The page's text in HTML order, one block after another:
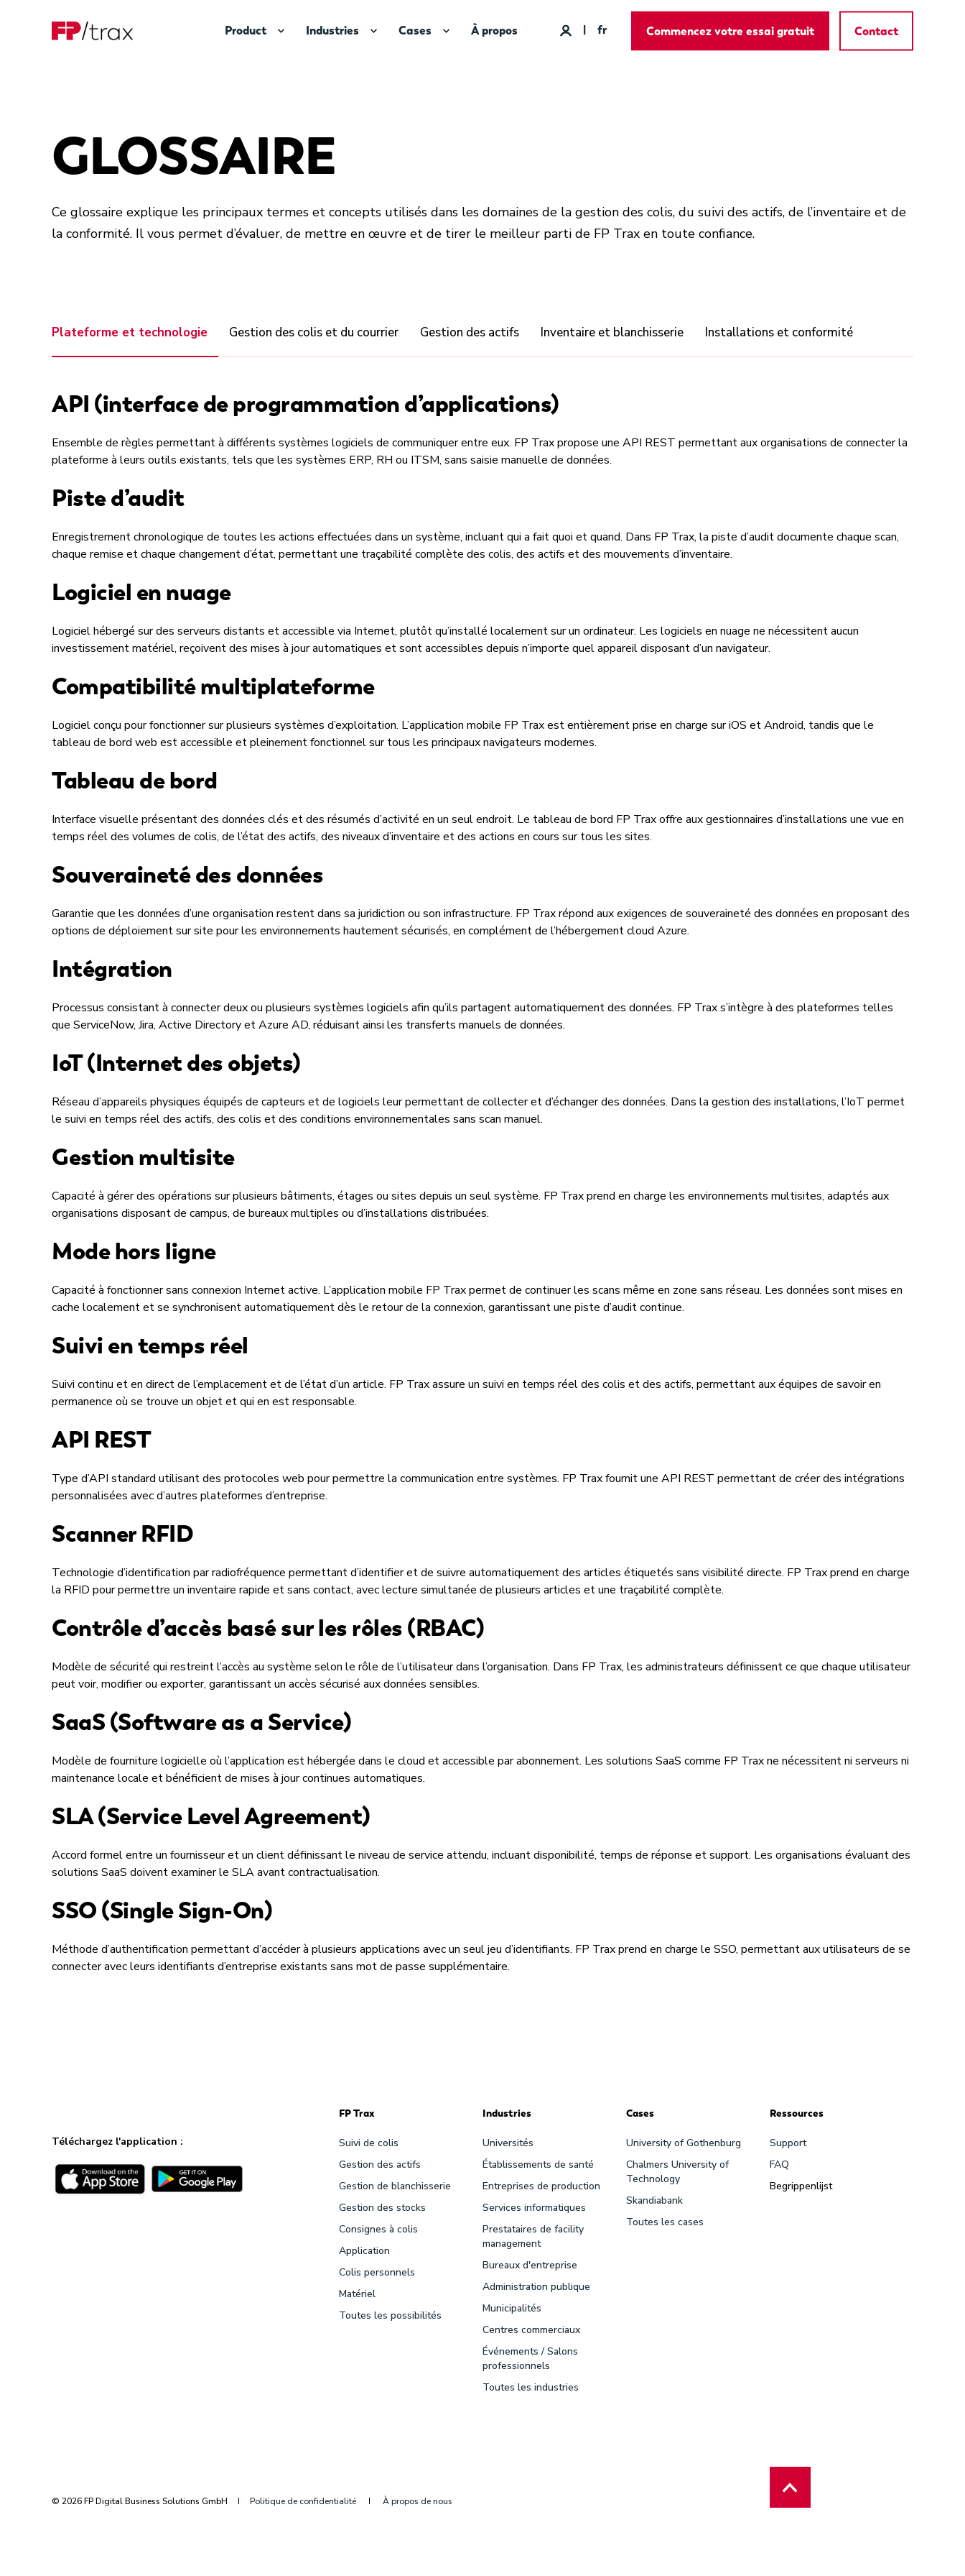
Product Industries Cases À propos fr Commencez votre essai gratuit Contact
GLOSSAIRE
Ce glossaire explique les principaux termes et concepts utilisés dans les domaines de la gestion des colis, du suivi des actifs, de l’inventaire et de
la conformité. Il vous permet d’évaluer, de mettre en œuvre et de tirer le meilleur parti de FP Trax en toute confiance.
Plateforme et technologie Gestion des colis et du courrier Gestion des actifs Inventaire et blanchisserie Installations et conformité
API (interface de programmation d’applications)
Ensemble de règles permettant à différents systèmes logiciels de communiquer entre eux. FP Trax propose une API REST permettant aux organisations de connecter la
plateforme à leurs outils existants, tels que les systèmes ERP, RH ou ITSM, sans saisie manuelle de données.
Piste d’audit
Enregistrement chronologique de toutes les actions effectuées dans un système, incluant qui a fait quoi et quand. Dans FP Trax, la piste d’audit documente chaque scan,
chaque remise et chaque changement d’état, permettant une traçabilité complète des colis, des actifs et des mouvements d’inventaire.
Logiciel en nuage
Logiciel hébergé sur des serveurs distants et accessible via Internet, plutôt qu’installé localement sur un ordinateur. Les logiciels en nuage ne nécessitent aucun
investissement matériel, reçoivent des mises à jour automatiques et sont accessibles depuis n’importe quel appareil disposant d’un navigateur.
Compatibilité multiplateforme
Logiciel conçu pour fonctionner sur plusieurs systèmes d’exploitation. L’application mobile FP Trax est entièrement prise en charge sur iOS et Android, tandis que le
tableau de bord web est accessible et pleinement fonctionnel sur tous les principaux navigateurs modernes.
Tableau de bord
Interface visuelle présentant des données clés et des résumés d’activité en un seul endroit. Le tableau de bord FP Trax offre aux gestionnaires d’installations une vue en
temps réel des volumes de colis, de l’état des actifs, des niveaux d’inventaire et des actions en cours sur tous les sites.
Souveraineté des données
Garantie que les données d’une organisation restent dans sa juridiction ou son infrastructure. FP Trax répond aux exigences de souveraineté des données en proposant des
options de déploiement sur site pour les environnements hautement sécurisés, en complément de l’hébergement cloud Azure.
Intégration
Processus consistant à connecter deux ou plusieurs systèmes logiciels afin qu’ils partagent automatiquement des données. FP Trax s’intègre à des plateformes telles
que ServiceNow, Jira, Active Directory et Azure AD, réduisant ainsi les transferts manuels de données.
IoT (Internet des objets)
Réseau d’appareils physiques équipés de capteurs et de logiciels leur permettant de collecter et d’échanger des données. Dans la gestion des installations, l’IoT permet
le suivi en temps réel des actifs, des colis et des conditions environnementales sans scan manuel.
Gestion multisite
Capacité à gérer des opérations sur plusieurs bâtiments, étages ou sites depuis un seul système. FP Trax prend en charge les environnements multisites, adaptés aux
organisations disposant de campus, de bureaux multiples ou d’installations distribuées.
Mode hors ligne
Capacité à fonctionner sans connexion Internet active. L’application mobile FP Trax permet de continuer les scans même en zone sans réseau. Les données sont mises en
cache localement et se synchronisent automatiquement dès le retour de la connexion, garantissant une piste d’audit continue.
Suivi en temps réel
Suivi continu et en direct de l’emplacement et de l’état d’un article. FP Trax assure un suivi en temps réel des colis et des actifs, permettant aux équipes de savoir en
permanence où se trouve un objet et qui en est responsable.
API REST
Type d’API standard utilisant des protocoles web pour permettre la communication entre systèmes. FP Trax fournit une API REST permettant de créer des intégrations
personnalisées avec d’autres plateformes d’entreprise.
Scanner RFID
Technologie d’identification par radiofréquence permettant d’identifier et de suivre automatiquement des articles étiquetés sans visibilité directe. FP Trax prend en charge
la RFID pour permettre un inventaire rapide et sans contact, avec lecture simultanée de plusieurs articles et une traçabilité complète.
Contrôle d’accès basé sur les rôles (RBAC)
Modèle de sécurité qui restreint l’accès au système selon le rôle de l’utilisateur dans l’organisation. Dans FP Trax, les administrateurs définissent ce que chaque utilisateur
peut voir, modifier ou exporter, garantissant un accès sécurisé aux données sensibles.
SaaS (Software as a Service)
Modèle de fourniture logicielle où l’application est hébergée dans le cloud et accessible par abonnement. Les solutions SaaS comme FP Trax ne nécessitent ni serveurs ni
maintenance locale et bénéficient de mises à jour continues automatiques.
SLA (Service Level Agreement)
Accord formel entre un fournisseur et un client définissant le niveau de service attendu, incluant disponibilité, temps de réponse et support. Les organisations évaluant des
solutions SaaS doivent examiner le SLA avant contractualisation.
SSO (Single Sign-On)
Méthode d’authentification permettant d’accéder à plusieurs applications avec un seul jeu d’identifiants. FP Trax prend en charge le SSO, permettant aux utilisateurs de se
connecter avec leurs identifiants d’entreprise existants sans mot de passe supplémentaire.
Téléchargez l'application :
FP Trax
Suivi de colis
Gestion des actifs
Gestion de blanchisserie
Gestion des stocks
Consignes à colis
Application
Colis personnels
Matériel
Toutes les possibilités
Industries
Universités
Établissements de santé
Entreprises de production
Services informatiques
Prestataires de facility
management
Bureaux d'entreprise
Administration publique
Municipalités
Centres commerciaux
Événements / Salons
professionnels
Toutes les industries
Cases
University of Gothenburg
Chalmers University of
Technology
Skandiabank
Toutes les cases
Ressources
Support
FAQ
Begrippenlijst
© 2026 FP Digital Business Solutions GmbH Politique de confidentialité À propos de nous